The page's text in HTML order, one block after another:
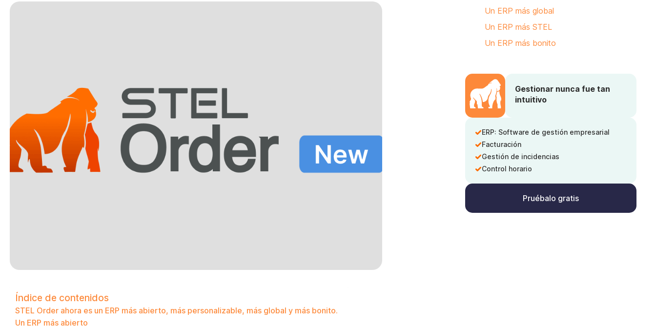
Índice de contenidos
STEL Order ahora es un ERP más abierto, más personalizable, más global y más bonito.
Un ERP más abierto
Un ERP más global
Un ERP más STEL
Un ERP más bonito
Gestionar nunca fue tan
intuitivo
ERP: Software de gestión empresarial
Facturación
Gestión de incidencias
Control horario
Pruébalo gratis